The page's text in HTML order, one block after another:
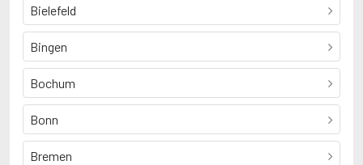
Bielefeld
Bingen
Bochum
Bonn
Bremen